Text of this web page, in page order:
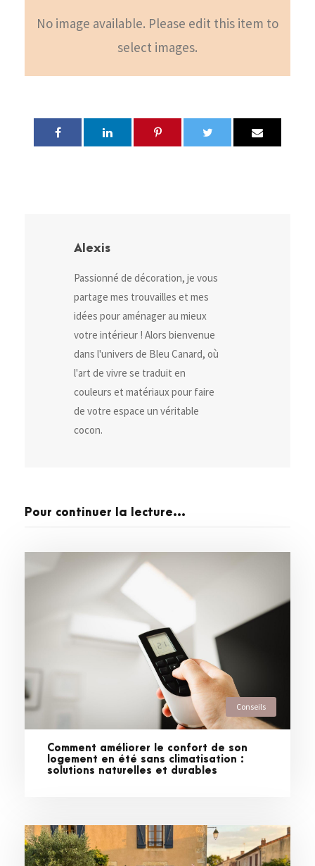
No image available. Please edit this item to
select images.
Alexis
Passionné de décoration, je vous
partage mes trouvailles et mes
idées pour aménager au mieux
votre intérieur ! Alors bienvenue
dans l'univers de Bleu Canard, où
l'art de vivre se traduit en
couleurs et matériaux pour faire
de votre espace un véritable
cocon.
Pour continuer la lecture...
Conseils
Comment améliorer le confort de son
logement en été sans climatisation :
solutions naturelles et durables